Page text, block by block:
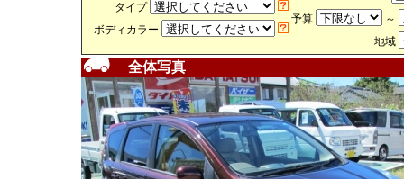
タイプ
ボディカラー
予算
～
地域
全体写真